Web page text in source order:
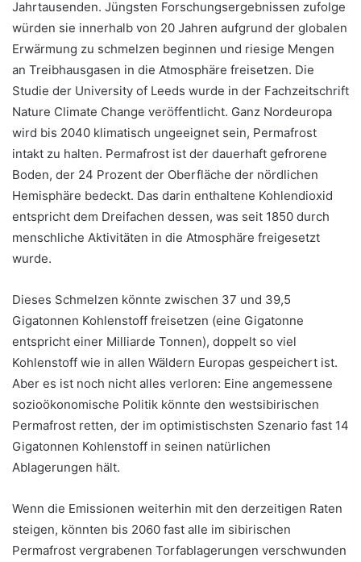
Jahrtausenden. Jüngsten Forschungsergebnissen zufolge
würden sie innerhalb von 20 Jahren aufgrund der globalen
Erwärmung zu schmelzen beginnen und riesige Mengen
an Treibhausgasen in die Atmosphäre freisetzen. Die
Studie der University of Leeds wurde in der Fachzeitschrift
Nature Climate Change veröffentlicht. Ganz Nordeuropa
wird bis 2040 klimatisch ungeeignet sein, Permafrost
intakt zu halten. Permafrost ist der dauerhaft gefrorene
Boden, der 24 Prozent der Oberfläche der nördlichen
Hemisphäre bedeckt. Das darin enthaltene Kohlendioxid
entspricht dem Dreifachen dessen, was seit 1850 durch
menschliche Aktivitäten in die Atmosphäre freigesetzt
wurde.
Dieses Schmelzen könnte zwischen 37 und 39,5
Gigatonnen Kohlenstoff freisetzen (eine Gigatonne
entspricht einer Milliarde Tonnen), doppelt so viel
Kohlenstoff wie in allen Wäldern Europas gespeichert ist.
Aber es ist noch nicht alles verloren: Eine angemessene
sozioökonomische Politik könnte den westsibirischen
Permafrost retten, der im optimistischsten Szenario fast 14
Gigatonnen Kohlenstoff in seinen natürlichen
Ablagerungen hält.
Wenn die Emissionen weiterhin mit den derzeitigen Raten
steigen, könnten bis 2060 fast alle im sibirischen
Permafrost vergrabenen Torfablagerungen verschwunden